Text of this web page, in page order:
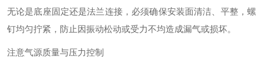
无论是底座固定还是法兰连接，必须确保安装面清洁、平整，螺
钉均匀拧紧，防止因振动松动或受力不均造成漏气或损坏。
注意气源质量与压力控制‌